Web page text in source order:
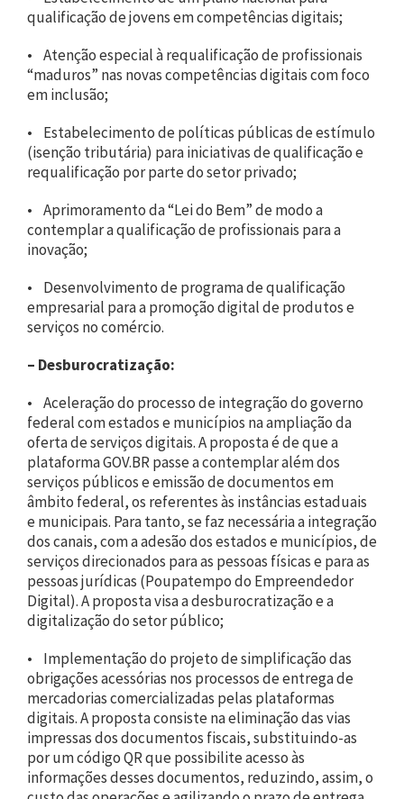
qualificação de jovens em competências digitais;
• Atenção especial à requalificação de profissionais
“maduros” nas novas competências digitais com foco
em inclusão;
• Estabelecimento de políticas públicas de estímulo
(isenção tributária) para iniciativas de qualificação e
requalificação por parte do setor privado;
• Aprimoramento da “Lei do Bem” de modo a
contemplar a qualificação de profissionais para a
inovação;
• Desenvolvimento de programa de qualificação
empresarial para a promoção digital de produtos e
serviços no comércio.
– Desburocratização:
• Aceleração do processo de integração do governo
federal com estados e municípios na ampliação da
oferta de serviços digitais. A proposta é de que a
plataforma GOV.BR passe a contemplar além dos
serviços públicos e emissão de documentos em
âmbito federal, os referentes às instâncias estaduais
e municipais. Para tanto, se faz necessária a integração
dos canais, com a adesão dos estados e municípios, de
serviços direcionados para as pessoas físicas e para as
pessoas jurídicas (Poupatempo do Empreendedor
Digital). A proposta visa a desburocratização e a
digitalização do setor público;
• Implementação do projeto de simplificação das
obrigações acessórias nos processos de entrega de
mercadorias comercializadas pelas plataformas
digitais. A proposta consiste na eliminação das vias
impressas dos documentos fiscais, substituindo-as
por um código QR que possibilite acesso às
informações desses documentos, reduzindo, assim, o